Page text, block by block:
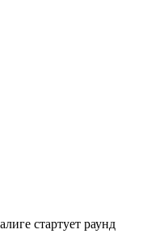
стартует раунд